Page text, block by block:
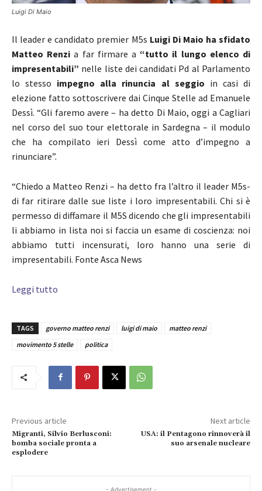
Luigi Di Maio
Il leader e candidato premier M5s Luigi Di Maio ha sfidato
Matteo Renzi a far firmare a“tutto il lungo elenco di
impresentabili” nelle liste dei candidati Pd al Parlamento
lo stesso impegno alla rinuncia al seggio in casi di
elezione fatto sottoscrivere dai Cinque Stelle ad Emanuele
Dessì. “Gli faremo avere – ha detto Di Maio, oggi a Cagliari
nel corso del suo tour elettorale in Sardegna – il modulo
che ha compilato ieri Dessì come atto d’impegno a
rinunciare”.
“Chiedo a Matteo Renzi – ha detto fra l’altro il leader M5s-
di far ritirare dalle sue liste i loro impresentabili. Chi si è
permesso di diffamare il M5S dicendo che gli impresentabili
li abbiamo in lista noi si faccia un esame di coscienza: noi
abbiamo tutti incensurati, loro hanno una serie di
impresentabili. Fonte Asca News
Leggi tutto
TAGS governo matteo renzi luigi di maio
matteo renzi
movimento 5 stelle
politica
Previous article
Migranti, Silvio Berlusconi:
bomba sociale pronta a
esplodere
Next article
USA: il Pentagono rinnoverà il
suo arsenale nucleare
- Advertisement -